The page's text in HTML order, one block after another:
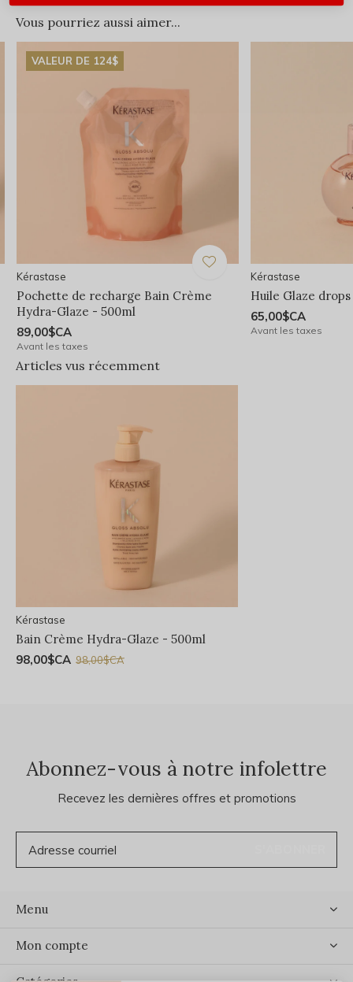
Vous pourriez aussi aimer...
VALEUR DE 124$
Kérastase
Pochette de recharge Bain Crème
Hydra-Glaze - 500ml
89,00$CA
Avant les taxes
Kérastase
Huile Glaze
65,00$CA
Avant les taxes
Articles vus récemment
Kérastase
Bain Crème Hydra-Glaze - 500ml
98,00$CA 98,00$CA
Abonnez-vous à notre infolettre
Recevez les dernières offres et promotions
Menu
Mon compte